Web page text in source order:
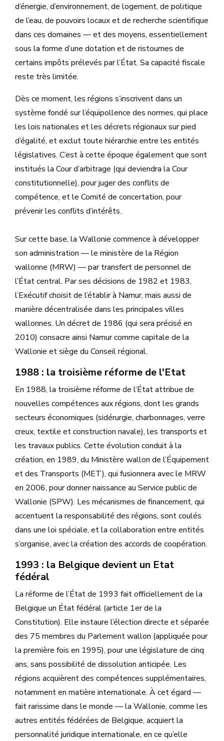
d’énergie, d’environnement, de logement, de politique
de l’eau, de pouvoirs locaux et de recherche scientifique
dans ces domaines — et des moyens, essentiellement
sous la forme d’une dotation et de ristournes de
certains impôts prélevés par l’État. Sa capacité fiscale
reste très limitée.
Dès ce moment, les régions s’inscrivent dans un
système fondé sur l’équipollence des normes, qui place
les lois nationales et les décrets régionaux sur pied
d’égalité, et exclut toute hiérarchie entre les entités
législatives. C’est à cette époque également que sont
institués la Cour d’arbitrage (qui deviendra la Cour
constitutionnelle), pour juger des conflits de
compétence, et le Comité de concertation, pour
prévenir les conflits d’intérêts.
Sur cette base, la Wallonie commence à développer
son administration — le ministère de la Région
wallonne (MRW) — par transfert de personnel de
l’État central. Par ses décisions de 1982 et 1983,
l’Exécutif choisit de l’établir à Namur, mais aussi de
manière décentralisée dans les principales villes
wallonnes. Un décret de 1986 (qui sera précisé en
2010) consacre ainsi Namur comme capitale de la
Wallonie et siège du Conseil régional.
1988 : la troisième réforme de l'Etat
En 1988, la troisième réforme de l’État attribue de
nouvelles compétences aux régions, dont les grands
secteurs économiques (sidérurgie, charbonnages, verre
creux, textile et construction navale), les transports et
les travaux publics. Cette évolution conduit à la
création, en 1989, du Ministère wallon de l’Équipement
et des Transports (MET), qui fusionnera avec le MRW
en 2006, pour donner naissance au Service public de
Wallonie (SPW). Les mécanismes de financement, qui
accentuent la responsabilité des régions, sont coulés
dans une loi spéciale, et la collaboration entre entités
s’organise, avec la création des accords de coopération.
1993 : la Belgique devient un Etat
fédéral
La réforme de l’État de 1993 fait officiellement de la
Belgique un État fédéral (article 1er de la
Constitution). Elle instaure l’élection directe et séparée
des 75 membres du Parlement wallon (appliquée pour
la première fois en 1995), pour une législature de cinq
ans, sans possibilité de dissolution anticipée. Les
régions acquièrent des compétences supplémentaires,
notamment en matière internationale. À cet égard —
fait rarissime dans le monde — la Wallonie, comme les
autres entités fédérées de Belgique, acquiert la
personnalité juridique internationale, en ce qu’elle